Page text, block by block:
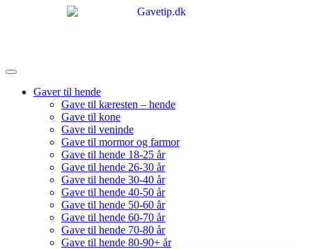
Gaver til hende
Gave til kæresten – hende
Gave til kone
Gave til veninde
Gave til mormor og farmor
Gave til hende 18-25 år
Gave til hende 26-30 år
Gave til hende 30-40 år
Gave til hende 40-50 år
Gave til hende 50-60 år
Gave til hende 60-70 år
Gave til hende 70-80 år
Gave til hende 80-90+ år